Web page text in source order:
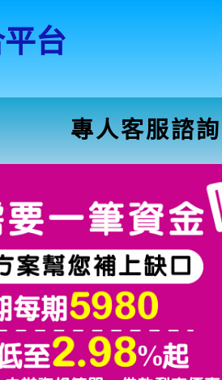
台
專人客服諮詢